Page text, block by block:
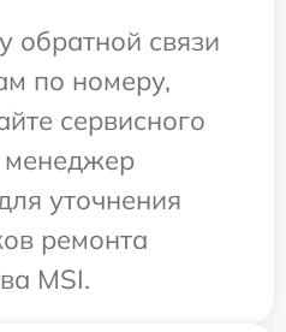
обратной связи
по номеру,
сервисного
уточнения
ремонта
MSI.